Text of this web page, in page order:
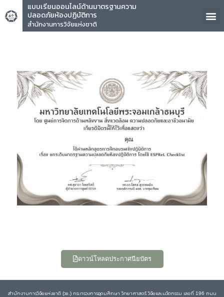
แบบเรียนออนไลน์ด้านมาตรฐานความ
ปลอดภัยห้องปฏิบัติการ
สำนักงานการวิจัยแห่งชาติ
คุณ
ดาวน์โหลดประกาศนียบัตร
สำนักงานการวิจัยแห่งชาติ (วช.) กระทรวงการอุดมศึกษา วิทยาศาสตร์ วิจัยและนวัตกรรม เลขที่ 196 ถนน